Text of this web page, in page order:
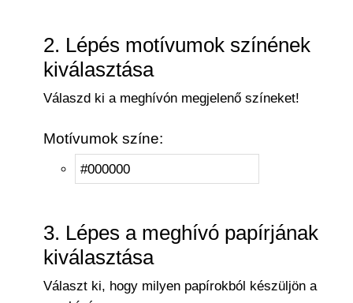
2. Lépés motívumok színének
kiválasztása
Válaszd ki a meghívón megjelenő színeket!
Motívumok színe:
3. Lépes a meghívó papírjának
kiválasztása
Választ ki, hogy milyen papírokból készüljön a